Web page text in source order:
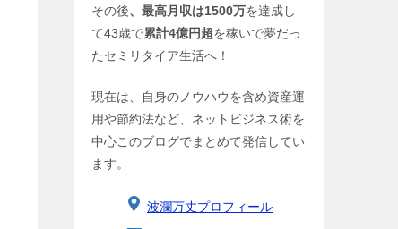
その後、最高月収は1500万を達成し
て43歳で累計4億円超を稼いで夢だっ
たセミリタイア生活へ！
現在は、自身のノウハウを含め資産運
用や節約法など、ネットビジネス術を
中心このブログでまとめて発信してい
ます。
波瀾万丈プロフィール